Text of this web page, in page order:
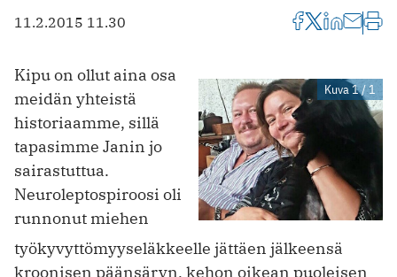
11.2.2015 11.30
Kuva 1 / 1
Kipu on ollut aina osa
meidän yhteistä
historiaamme, sillä
tapasimme Janin jo
sairastuttua.
Neuroleptospiroosi oli
runnonut miehen
työkyvyttömyyseläkkeelle jättäen jälkeensä
kroonisen päänsäryn, kehon oikean puoleisen